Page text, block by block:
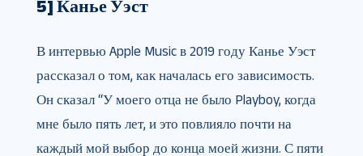
5] Канье Уэст
В интервью Apple Music в 2019 году Канье Уэст
рассказал о том, как началась его зависимость.
Он сказал “У моего отца не было Playboy, когда
мне было пять лет, и это повлияло почти на
каждый мой выбор до конца моей жизни. С пяти